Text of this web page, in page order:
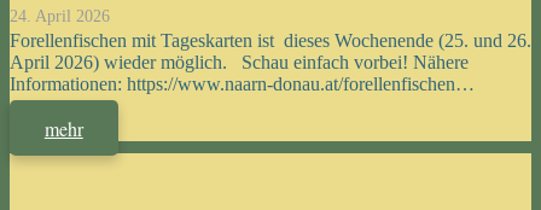
24. April 2026
Forellenfischen mit Tageskarten ist dieses Wochenende (25. und 26.
April 2026) wieder möglich. Schau einfach vorbei! Nähere
Informationen: https://www.naarn-donau.at/forellenfischen…
mehr